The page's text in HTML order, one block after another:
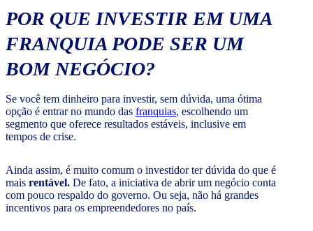
POR QUE INVESTIR EM UMA
FRANQUIA PODE SER UM
BOM NEGÓCIO?
Se você tem dinheiro para investir, sem dúvida, uma ótima
opção é entrar no mundo das franquias, escolhendo um
segmento que oferece resultados estáveis, inclusive em
tempos de crise.
Ainda assim, é muito comum o investidor ter dúvida do que é
mais rentável. De fato, a iniciativa de abrir um negócio conta
com pouco respaldo do governo. Ou seja, não há grandes
incentivos para os empreendedores no país.